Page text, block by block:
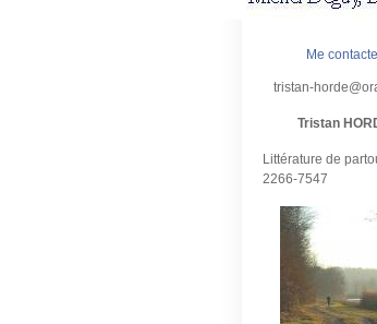
Me
tristan-
Tristan
Littérature de
2266-7547